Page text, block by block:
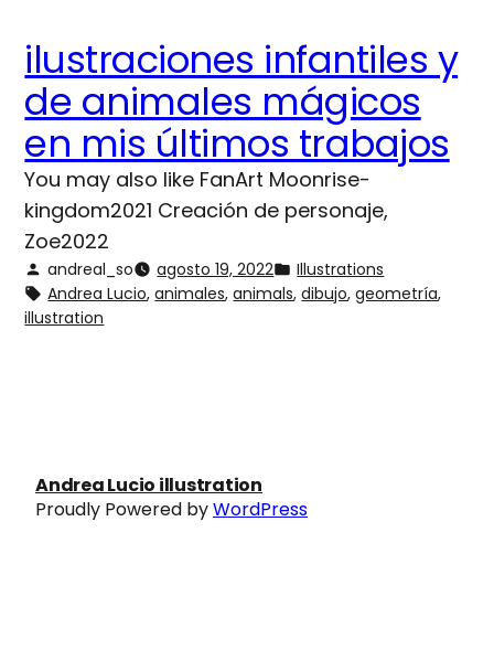
ilustraciones infantiles y
de animales mágicos
en mis últimos trabajos
You may also like FanArt Moonrise-
kingdom2021 Creación de personaje,
Zoe2022
andreal_so agosto 19, 2022
Illustrations
Andrea Lucio, animales, animals, dibujo, geometría,
illustration
Andrea Lucio illustration
Proudly Powered byWordPress